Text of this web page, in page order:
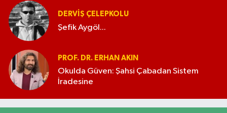
DERVIŞ ÇELEPKOLU
Şefik Aygöl...
PROF. DR. ERHAN AKIN
Okulda Güven: Şahsi Çabadan Sistem
İradesine